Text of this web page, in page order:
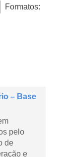
Formatos:
– Base
pelo
de
e